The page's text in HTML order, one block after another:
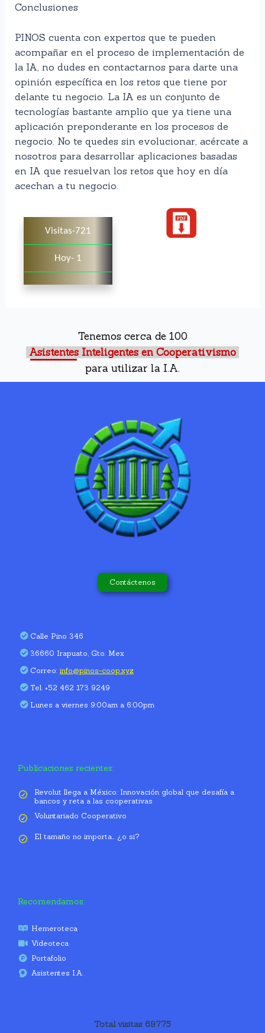
Conclusiones
PINOS cuenta con expertos que te pueden
acompañar en el proceso de implementación de
la IA, no dudes en contactarnos para darte una
opinión específica en los retos que tiene por
delante tu negocio. La IA es un conjunto de
tecnologías bastante amplio que ya tiene una
aplicación preponderante en los procesos de
negocio. No te quedes sin evolucionar, acércate a
nosotros para desarrollar aplicaciones basadas
en IA que resuelvan los retos que hoy en día
acechan a tu negocio.
Visitas-721
Hoy- 1
Tenemos cerca de 100
Asistentes Inteligentes en Cooperativismo
para utilizar la I.A.
Contáctenos
Calle Pino 346
36660 Irapuato, Gto. Mex
Correo: info@pinos-coop.xyz
Tel. +52 462 173 9249
Lunes a viernes 9:00am a 6:00pm
Publicaciones recientes:
Revolut llega a México: Innovación global que desafía a
bancos y reta a las cooperativas
Voluntariado Cooperativo
El tamaño no importa… ¿o si?
Recomendamos:
Hemeroteca
Videoteca
Portafolio
Asistentes I.A.
Total visitas 69775